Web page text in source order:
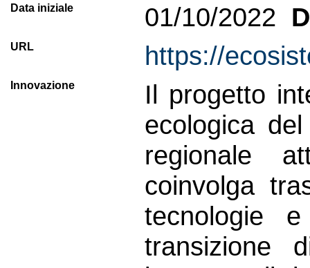
Data iniziale 01/10/2022
URL https://
Innovazione
Il progetto
ecologica
regionale
coinvolga
tecnologie
transizione